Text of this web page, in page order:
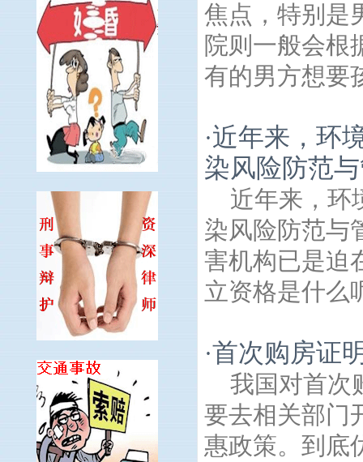
焦点，特别是
院则一般会根
有的男方想要
·近年来，环
染风险防范
近年来，环
染风险防范与
害机构已是迫
立资格是什么
·首次购房证
我国对首次
要去相关部门
惠政策。到底